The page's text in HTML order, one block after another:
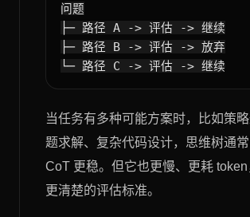
问题
├─ 路径 A -> 评估 -> 继续
├─ 路径 B -> 评估 -> 放弃
当任务有多种可能方案时，比如策
题求解、复杂代码设计，思维树通
CoT 更稳。但它也更慢、更耗
更清楚的评估标准。